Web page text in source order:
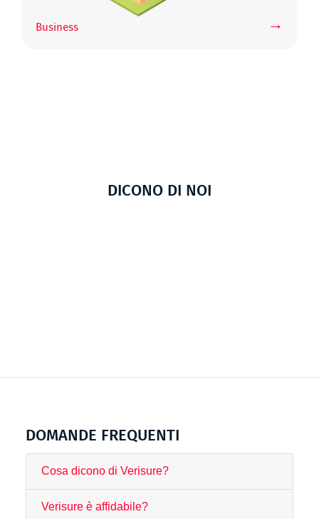
Business →
DICONO DI NOI
DOMANDE FREQUENTI
Cosa dicono di Verisure?
Verisure è affidabile?